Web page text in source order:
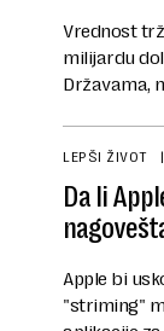
Vrednost
milijardu
Državama,
LEPŠI ŽIVOT
Da li
Apple bi
"striming"